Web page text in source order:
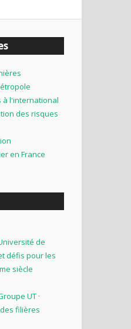
à l'international
des risques
en France
de
défis pour les
siècle
UT ·
filières